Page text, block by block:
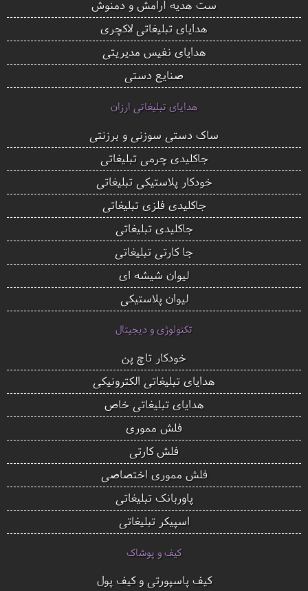
ست هدیه آرامش و دمنوش
هدایای تبلیغاتی لاکچری
هدایای نفیس مدیریتی
صنایع دستی
هدایای تبلیغاتی ارزان
ساک دستی سوزنی و برزنتی
جاکلیدی چرمی تبلیغاتی
خودکار پلاستیکی تبلیغاتی
جاکلیدی فلزی تبلیغاتی
جاکلیدی تبلیغاتی
جا کارتی تبلیغاتی
لیوان شیشه ای
لیوان پلاستیکی
تکنولوژی و دیجیتال
خودکار تاچ پن
هدایای تبلیغاتی الکترونیکی
هدایای تبلیغاتی خاص
فلش مموری
فلش کارتی
فلش مموری اختصاصی
پاوربانک تبلیغاتی
اسپیکر تبلیغاتی
کیف و پوشاک
کیف پاسپورتی و کیف پول